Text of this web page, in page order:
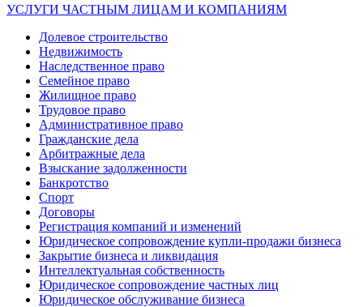
УСЛУГИ ЧАСТНЫМ ЛИЦАМ И КОМПАНИЯМ
Долевое строительство
Недвижимость
Наследственное право
Семейное право
Жилищное право
Трудовое право
Административное право
Гражданские дела
Арбитражные дела
Взыскание задолженности
Банкротство
Спорт
Договоры
Регистрация компаний и изменений
Юридическое сопровождение купли-продажи бизнеса
Закрытие бизнеса и ликвидация
Интеллектуальная собственность
Юридическое сопровождение частных лиц
Юридическое обслуживание бизнеса